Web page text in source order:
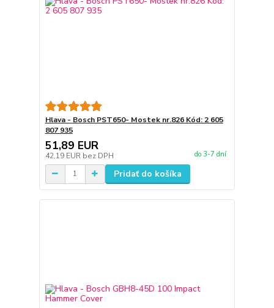
Hlava - Bosch PST650- Mostek nr.826 Kód: 2 605
807 935
51,89 EUR
42,19 EUR bez DPH do 3-7 dní
Pridať do košíka